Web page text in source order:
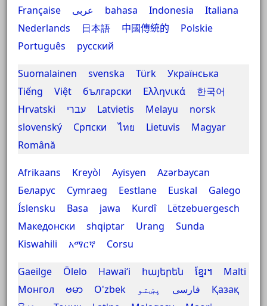
Française
عربى bahasa Indonesia
Italiana
Nederlands
日本語 中國傳統的
Polskie
Português
русский
Suomalainen svenska Türk
Українська
Tiếng Việt
български Ελληνικά
한국어
Hrvatski
עברי Latvietis Melayu
norsk
slovenský
Српски ไทย Lietuvis
Magyar
Română
Afrikaans Kreyòl Ayisyen
Azərbaycan
Беларус
Cymraeg Eestlane Euskal
Galego
Íslensku
Basa jawa Kurdî
Lëtzebuergesch
Македонски
shqiptar
Urang Sunda
Kiswahili
አማርኛ Corsu
Gaeilge Ōlelo Hawaiʻi հայերեն ខ្មែរ។
Malti
Монгол
ဗမာ O'zbek فارسی پښتو
Қазақ